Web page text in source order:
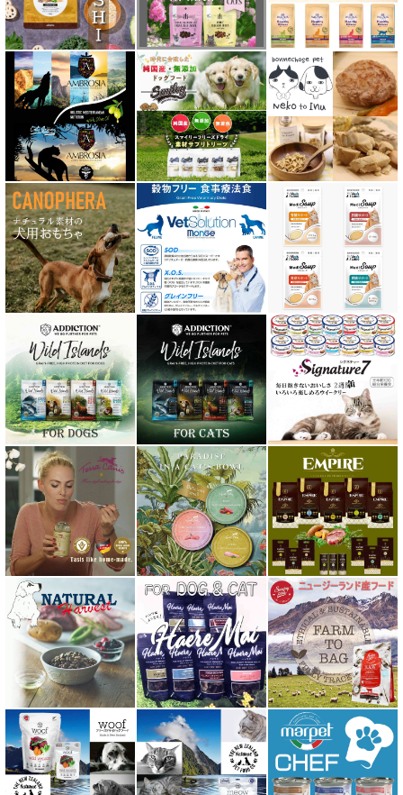
テラフェリス TerraFelis
テラカニス ハーバルヒーローズ
トライバル TRIBAL
ナチュラルコード NATURAL CODE
ナチュラルハーベスト Natural Harvest
Nanki Japan ナンキジャパン
ニュートライプ NUTRIPE
ｐＨ バランス キャット ウォーター
ネイチャーベット NaturVet
バーキングヘッズ BARKING HEADS
ハーロウブレンド Harlow Blend
バイオトロール・バイオフレッシュ Byotrol
バリアサプリ
Haere Mai ハレマエ
阪急ハロードッグ
プロバイオデンタルPet
ビィ・ナチュラル be-NatuRal
ヒマラヤ ドッグ チーズ チュウ
ファープラスト 歯みがきガム
フィッシュ4 ペットフード正規品